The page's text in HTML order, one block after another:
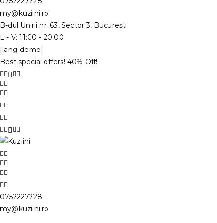
my@kuziini.ro
B-dul Unirii nr. 63, Sector 3, București
L - V: 11:00 - 20:00
[lang-demo]
Best special offers! 40% Off!
0752227228
my@kuziini.ro